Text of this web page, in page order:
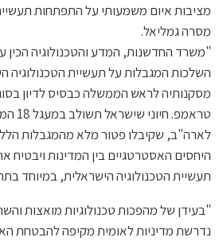
מציבות איום משמעותי על התפתחות
מסרה גמליאל.
"משרד החדשנות, המדע והטכנולוגיה
השלכות המגבלות על תעשיית הטכנולוגיה
מסקנותיה לראש הממשלה כבסיס לדיון
לארה"ב, שקיבלו פטור מלא מהמגבלות
היחסים האסטרטגיים בין המדינות
תעשיית הטכנולוגיה הישראלית, במיוחד
"בעידן של מהפכות טכנולוגיות מואצות
נדרשת מדיניות לאומית מקיפה להבטחת